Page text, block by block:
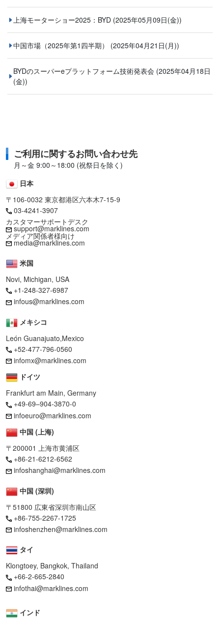
上海モーターショー2025：BYD (2025年05月09日(金))
中国市場（2025年第1四半期） (2025年04月21日(月))
BYDのスーパーeプラットフォーム技術発表会 (2025年04月18日
(金))
ご利用に関するお問い合わせ先
月～金 9:00～18:00 (祝祭日を除く)
日本
〒106-0032 東京都港区六本木7-15-9
03-4241-3907
カスタマーサポートデスク
support@marklines.com
メディア関係者様向け
media@marklines.com
米国
Novi, Michigan, USA
+1-248-327-6987
infous@marklines.com
メキシコ
León Guanajuato,Mexico
+52-477-796-0560
infomx@marklines.com
ドイツ
Frankfurt am Main, Germany
+49-69–904-3870-0
infoeuro@marklines.com
中国 (上海)
〒200001 上海市黄浦区
+86-21-6212-6562
infoshanghai@marklines.com
中国 (深圳)
〒51800 広東省深圳市南山区
+86-755-2267-1725
infoshenzhen@marklines.com
タイ
Klongtoey, Bangkok, Thailand
+66-2-665-2840
infothai@marklines.com
インド